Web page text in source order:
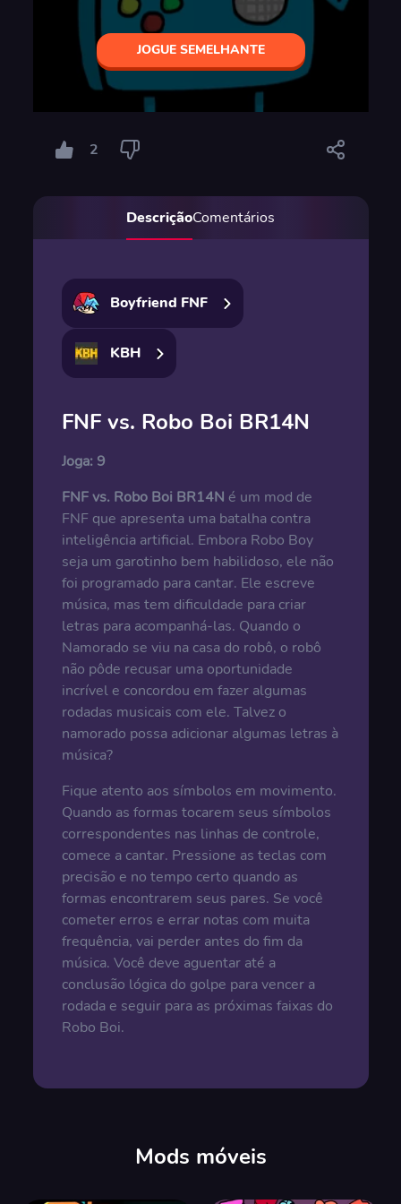
JOGUE SEMELHANTE
2
DescriçãoComentários
Boyfriend FNF
KBH
FNF vs. Robo Boi BR14N
Joga: 9
FNF vs. Robo Boi BR14N é um mod de
FNF que apresenta uma batalha contra
inteligência artificial. Embora Robo Boy
seja um garotinho bem habilidoso, ele não
foi programado para cantar. Ele escreve
música, mas tem dificuldade para criar
letras para acompanhá-las. Quando o
Namorado se viu na casa do robô, o robô
não pôde recusar uma oportunidade
incrível e concordou em fazer algumas
rodadas musicais com ele. Talvez o
namorado possa adicionar algumas letras à
música?
Fique atento aos símbolos em movimento.
Quando as formas tocarem seus símbolos
correspondentes nas linhas de controle,
comece a cantar. Pressione as teclas com
precisão e no tempo certo quando as
formas encontrarem seus pares. Se você
cometer erros e errar notas com muita
frequência, vai perder antes do fim da
música. Você deve aguentar até a
conclusão lógica do golpe para vencer a
rodada e seguir para as próximas faixas do
Robo Boi.
Mods móveis